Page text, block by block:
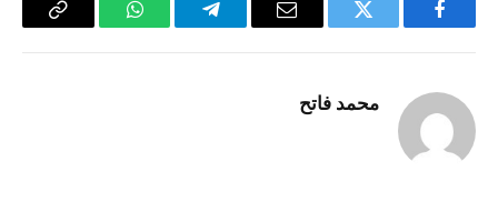
Facebook
Twitter
Email
Telegram
WhatsApp
Copy
محمد فاتح